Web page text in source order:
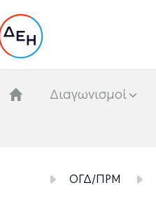
Διαγωνισμοί
ΟΓΔ/ΠΡΜ